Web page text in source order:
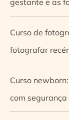
Curso de
fotografar
Curso
com segurança